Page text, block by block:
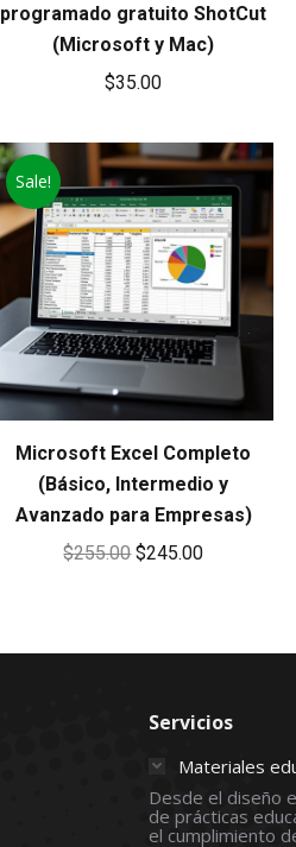
programado gratuito ShotCut
(Microsoft y Mac)
$35.00
Sale!
Microsoft Excel Completo
(Básico, Intermedio y
Avanzado para Empresas)
$255.00Original
$255.00.
$245.00Current
$245.00.
Servicios
Materiales
Desde el diseño
de prácticas
el cumplimiento